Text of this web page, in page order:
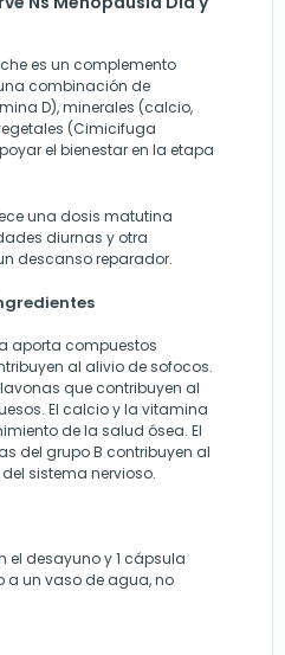
es un complemento
combinación de
D), minerales (calcio,
(Cimicifuga
el bienestar en la etapa
una dosis matutina
diurnas y otra
descanso reparador.
aporta compuestos
al alivio de sofocos.
que contribuyen al
El calcio y la vitamina
de la salud ósea. El
del grupo B contribuyen al
sistema nervioso.
el desayuno y 1 cápsula
a un vaso de agua, no